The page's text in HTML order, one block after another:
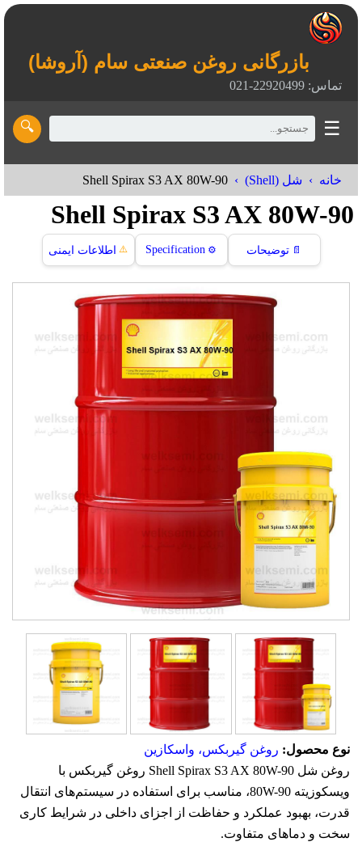
بازرگانی روغن صنعتی سام (آروشا)
تماس: 22920499-021
☰
🔍
خانه شل (Shell) Shell Spirax S3 AX 80W-90
Shell Spirax S3 AX 80W-90
📄 توضیحات ⚙️
Specification
⚠️ اطلاعات ایمنی
نوع محصول: روغن گیربکس، واسکازین
روغن شل Shell Spirax S3 AX 80W-90 روغن گیربکس با
ویسکوزیته 80W-90، مناسب برای استفاده در سیستم‌های انتقال
قدرت، بهبود عملکرد و حفاظت از اجزای داخلی در شرایط کاری
سخت و دماهای متفاوت.